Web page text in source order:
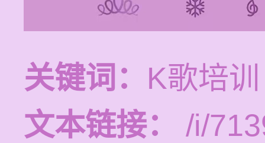
关键词： K歌培
文本链接：
/i/